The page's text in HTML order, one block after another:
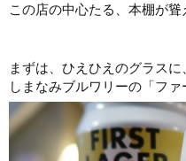
この店の中心たる、本棚が聳
まずは、ひえひえのグラスに、
しまなみブルワリーの「ファ